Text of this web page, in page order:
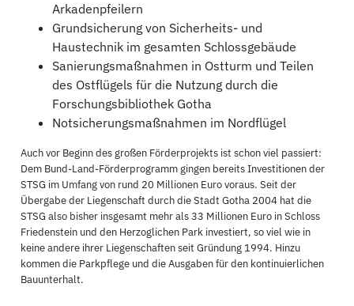
Arkadenpfeilern
Grundsicherung von Sicherheits- und
Haustechnik im gesamten Schlossgebäude
Sanierungsmaßnahmen in Ostturm und Teilen
des Ostflügels für die Nutzung durch die
Forschungsbibliothek Gotha
Notsicherungsmaßnahmen im Nordflügel
Auch vor Beginn des großen Förderprojekts ist schon viel passiert:
Dem Bund-Land-Förderprogramm gingen bereits Investitionen der
STSG im Umfang von rund 20 Millionen Euro voraus. Seit der
Übergabe der Liegenschaft durch die Stadt Gotha 2004 hat die
STSG also bisher insgesamt mehr als 33 Millionen Euro in Schloss
Friedenstein und den Herzoglichen Park investiert, so viel wie in
keine andere ihrer Liegenschaften seit Gründung 1994. Hinzu
kommen die Parkpflege und die Ausgaben für den kontinuierlichen
Bauunterhalt.